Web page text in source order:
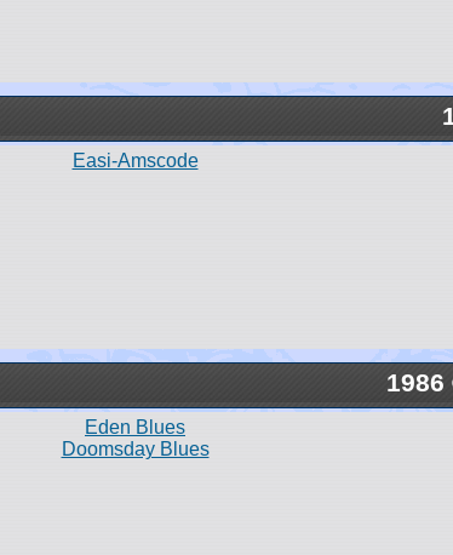
Easi-Amscode
1986
Eden Blues
Doomsday Blues